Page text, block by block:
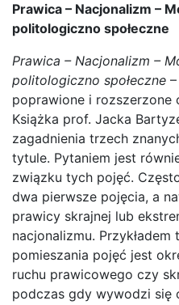
Prawica – Nacjonalizm –
politologiczno społeczne
Prawica – Nacjonalizm –
politologiczno społeczne
poprawione i rozszerzone
Książka prof. Jacka
zagadnienia trzech
tytule. Pytaniem jest
związku tych pojęć.
dwa pierwsze pojęcia, a
prawicy skrajnej lub
nacjonalizmu.
pomieszania pojęć jest
ruchu prawicowego czy
podczas gdy wywodzi się